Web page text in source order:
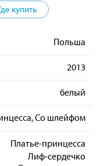
купить
Польша
2013
белый
Со шлейфом
Платье-принцесса
Лиф-сердечко